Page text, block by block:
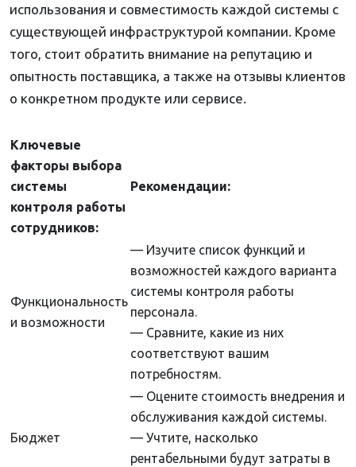
использования и совместимость каждой системы с
существующей инфраструктурой компании. Кроме
того, стоит обратить внимание на репутацию и
опытность поставщика, а также на отзывы клиентов
о конкретном продукте или сервисе.
Ключевые
факторы выбора
системы
контроля работы
сотрудников:
Рекомендации:
Функциональность
и возможности
— Изучите список функций и
возможностей каждого варианта
системы контроля работы
персонала.
— Сравните, какие из них
соответствуют вашим
потребностям.
Бюджет
— Оцените стоимость внедрения и
обслуживания каждой системы.
— Учтите, насколько
рентабельными будут затраты в